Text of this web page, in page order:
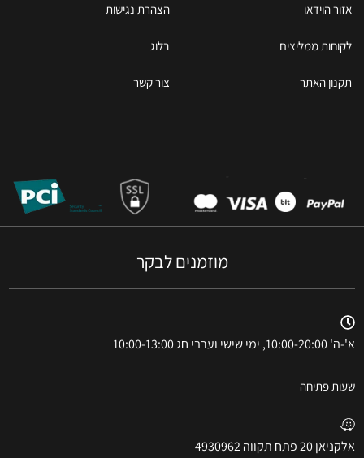
אזור הוידאו הצהרת נגישות
לקוחות ממליצים בלוג
תקנון האתר צור קשר
מוזמנים לבקר
א'-ה' 10:00-20:00, ימי שישי וערבי חג 10:00-13:00
שעות פתיחה
אלקניאן 20 פתח תקווה 4930962